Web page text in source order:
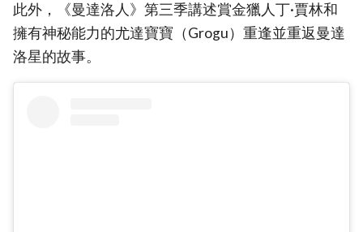
此外，《曼達洛人》第三季講述賞金獵人丁·賈林和
擁有神秘能力的尤達寶寶（Grogu）重逢並重返曼達
洛星的故事。